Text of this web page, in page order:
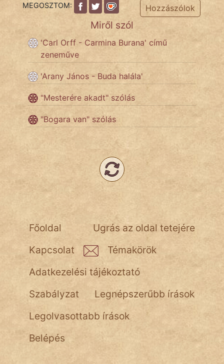
mikkamakka
vörös ördög
nagyöreg
NapHold
Név nélkül
pszichopati
szegény legény
szemfüles
MEGOSZTOM: Hozzászólok
Miről szól
'Carl Orff - Carmina Burana' című
zeneműve
'Arany János - Buda halála'
"Mesterére akadt" szólás
"Bogara van" szólás
Ugrás az oldal tetejére
Főoldal
Kapcsolat
Témakörök
Adatkezelési tájékoztató
Szabályzat
Legnépszerűbb írások
Legolvasottabb írások
Belépés